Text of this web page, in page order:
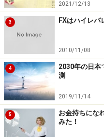
対極が飲食店です。
食材という在庫が必要で
る。
厨房や内装造作など設備投
2021/12/13
3 FXはハイレバ
2010/11/08
4
2030年の日本
測
2019/11/14
5
お金持ちにな
みた！